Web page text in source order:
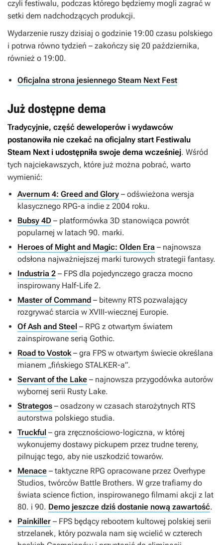
czyli festiwalu, podczas którego będziemy mogli zagrać w
setki dem nadchodzących produkcji.
Wydarzenie ruszy dzisiaj o godzinie 19:00 czasu polskiego
i potrwa równo tydzień – zakończy się 20 października,
również o 19:00.
Oficjalna strona jesiennego Steam Next Fest
Już dostępne dema
Tradycyjnie, część deweloperów i wydawców
postanowiła nie czekać na oficjalny start Festiwalu
Steam Next i udostępniła swoje dema wcześniej. Wśród
tych najciekawszych, które już można pobrać, warto
wymienić:
Avernum 4: Greed and Glory – odświeżona wersja
klasycznego RPG-a indie z 2004 roku.
Bubsy 4D – platformówka 3D stanowiąca powrót
popularnej w latach 90. marki.
Heroes of Might and Magic: Olden Era – najnowsza
odsłona najważniejszej marki turowych strategii fantasy.
Industria 2 – FPS dla pojedynczego gracza mocno
inspirowany Half-Life 2.
Master of Command – bitewny RTS pozwalający
rozgrywać starcia w XVIII-wiecznej Europie.
Of Ash and Steel – RPG z otwartym światem
zainspirowane serią Gothic.
Road to Vostok– gra FPS w otwartym świecie określana
mianem „fińskiego STALKER-a”.
Servant of the Lake – najnowsza przygodówka autorów
wybornej serii Rusty Lake.
Strategos – osadzony w czasach starożytnych RTS
autorstwa polskiego studia.
Truckful – gra zręcznościowo-logiczna, w której
wykonujemy dostawy pickupem przez trudne tereny,
pilnując tego, aby nie uszkodzić towarów.
Menace – taktyczne RPG opracowane przez Overhype
Studios, twórców Battle Brothers. W grze trafiamy do
świata science fiction, inspirowanego filmami akcji z lat
80. i 90. Demo jeszcze dziś dostanie nową zawartość.
Painkiller – FPS będący rebootem kultowej polskiej serii
strzelanek, który pozwala nam się wcielić w czterech